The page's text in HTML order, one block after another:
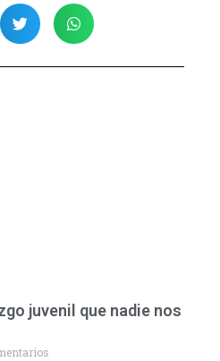
juvenil que nadie nos